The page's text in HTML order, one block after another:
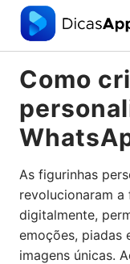
Pular
para
o
conteúdo
Como
As figurinhas
revolucionaram
digitalmente,
emoções, piadas
imagens únicas.